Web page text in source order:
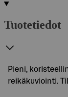
Tuotetiedot
Pieni,
reikäkuviointi.